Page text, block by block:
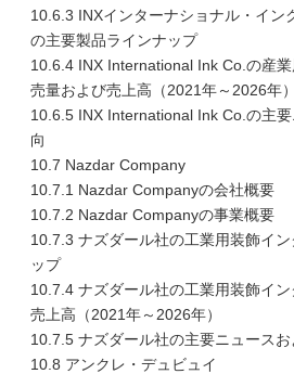
10.6.3 INXインターナショナル・イン
の主要製品ラインナップ
10.6.4 INX International Ink Co.の産
売量および売上高（2021年～2026年）
10.6.5 INX International Ink Co.の主
向
10.7 Nazdar Company
10.7.1 Nazdar Companyの会社概要
10.7.2 Nazdar Companyの事業概要
10.7.3 ナズダール社の工業用装飾イ
ップ
10.7.4 ナズダール社の工業用装飾イ
売上高（2021年～2026年）
10.7.5 ナズダール社の主要ニュースお
10.8 アンクレ・デュビュイ